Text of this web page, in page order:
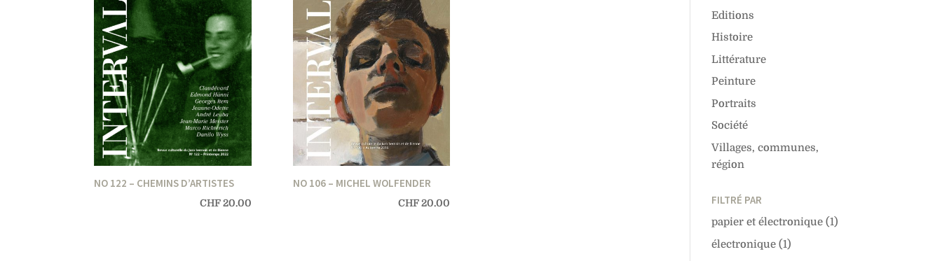
NO 122 – CHEMINS D’ARTISTES
CHF20.00
NO 106 – MICHEL WOLFENDER
CHF20.00
Editions
Histoire
Littérature
Peinture
Portraits
Société
Villages, communes,
région
FILTRÉ PAR
papier et électronique (1)
électronique (1)